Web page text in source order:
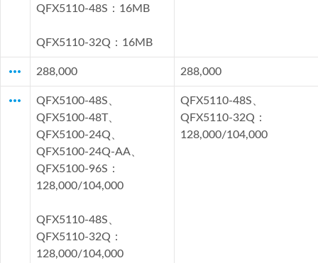
QFX5110-48S：16MB
QFX5110-32Q：16MB
more_horiz 288,000 288,000
more_horiz
QFX5100-48S、
QFX5100-48T、
QFX5100-24Q、
QFX5100-24Q-AA、
QFX5100-96S：
128,000/104,000
QFX5110-48S、
QFX5110-32Q：
128,000/104,000
QFX5110-48S、
QFX5110-32Q：
128,000/104,000